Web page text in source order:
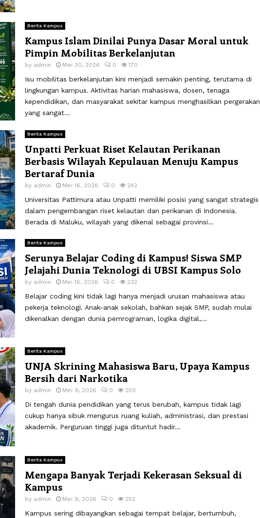
Berita Kampus
Kampus Islam Dinilai Punya Dasar Moral untuk
Pimpin Mobilitas Berkelanjutan
by admin Mei 30, 2026 0 170
Isu mobilitas berkelanjutan kini menjadi semakin penting, terutama di
lingkungan kampus. Aktivitas harian mahasiswa, dosen, tenaga
kependidikan, dan masyarakat sekitar kampus menghasilkan pergerakan
yang sangat...
Berita Kampus
Unpatti Perkuat Riset Kelautan Perikanan
Berbasis Wilayah Kepulauan Menuju Kampus
Bertaraf Dunia
by admin Mei 16, 2026 0 242
Universitas Pattimura atau Unpatti memiliki posisi yang sangat strategis
dalam pengembangan riset kelautan dan perikanan di Indonesia.
Berada di Maluku, wilayah yang dikenal sebagai provinsi...
Berita Kampus
Serunya Belajar Coding di Kampus! Siswa SMP
Jelajahi Dunia Teknologi di UBSI Kampus Solo
by admin Mei 16, 2026 0 232
Belajar coding kini tidak lagi hanya menjadi urusan mahasiswa atau
pekerja teknologi. Anak-anak sekolah, bahkan sejak SMP, sudah mulai
dikenalkan dengan dunia pemrograman, logika digital,...
Berita Kampus
UNJA Skrining Mahasiswa Baru, Upaya Kampus
Bersih dari Narkotika
by admin Mei 9, 2026 0 250
Di tengah dunia pendidikan yang terus berubah, kampus tidak lagi
cukup hanya sibuk mengurus ruang kuliah, administrasi, dan prestasi
akademik. Perguruan tinggi juga dituntut hadir...
Berita Kampus
Mengapa Banyak Terjadi Kekerasan Seksual di
Kampus
by admin Mei 9, 2026 0 252
Kampus sering dibayangkan sebagai tempat belajar, bertumbuh,